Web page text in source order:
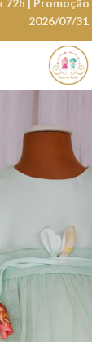
72h |
2026/07/31